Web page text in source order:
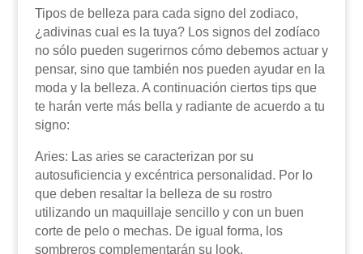
Tipos de belleza para cada signo del zodiaco,
¿adivinas cual es la tuya? Los signos del zodíaco
no sólo pueden sugerirnos cómo debemos actuar y
pensar, sino que también nos pueden ayudar en la
moda y la belleza. A continuación ciertos tips que
te harán verte más bella y radiante de acuerdo a tu
signo:
Aries: Las aries se caracterizan por su
autosuficiencia y excéntrica personalidad. Por lo
que deben resaltar la belleza de su rostro
utilizando un maquillaje sencillo y con un buen
corte de pelo o mechas. De igual forma, los
sombreros complementarán su look.